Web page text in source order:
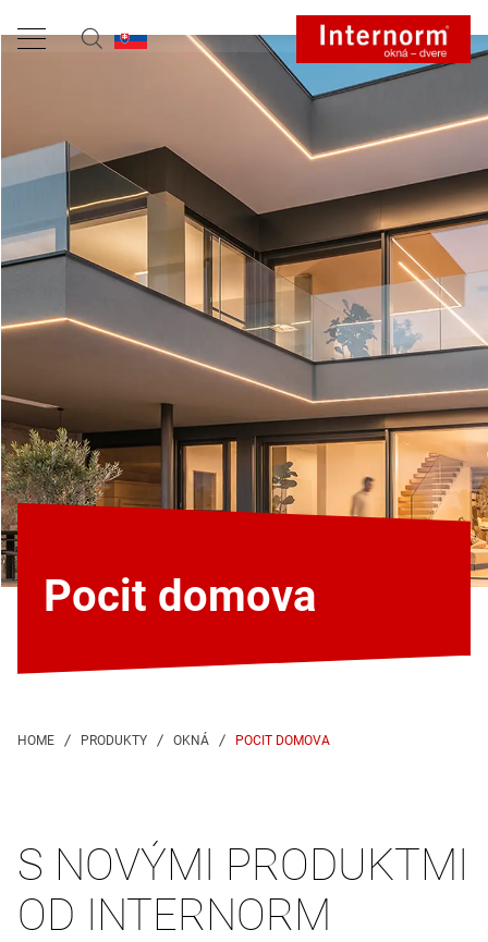
Pocit domova
POCIT DOMOVA
S NOVÝMI PRODUKTMI
OD INTERNORM